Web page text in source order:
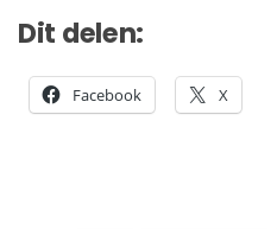
Dit delen:
Facebook X